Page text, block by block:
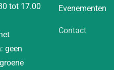
tot 17.00
geen
Evenementen
Contact